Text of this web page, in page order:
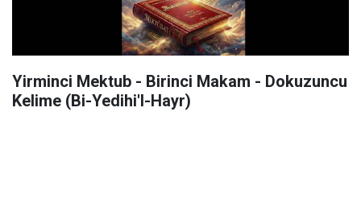
Yirminci Mektub - Birinci Makam - Dokuzuncu
Kelime (Bi-Yedihi'l-Hayr)